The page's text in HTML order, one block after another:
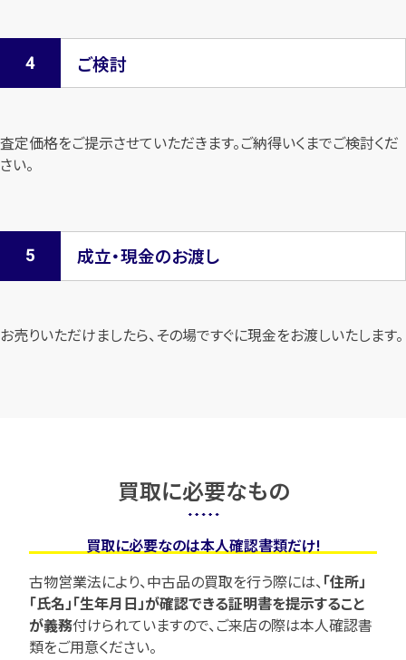
ご検討
査定価格をご提示させていただきます。ご納得いくまでご検討くだ
さい。
成立・現金のお渡し
お売りいただけましたら、その場ですぐに現金をお渡しいたします。
買取に必要なもの
買取に必要なのは本人確認書類だけ!
古物営業法により、中古品の買取を行う際には、「住所」
「氏名」「生年月日」が確認できる証明書を提示すること
が義務付けられていますので、ご来店の際は本人確認書
類をご用意ください。